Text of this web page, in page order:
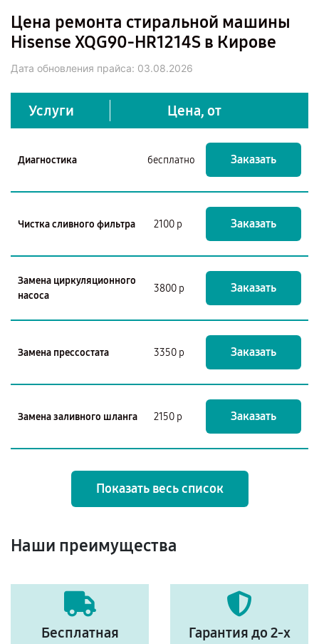
Цена ремонта стиральной машины
Hisense XQG90-HR1214S в Кирове
Дата обновления прайса: 03.08.2026
Услуги Цена, от
Диагностика бесплатно Заказать
Чистка сливного фильтра 2100 р Заказать
Замена циркуляционного
насоса
3800 р Заказать
Замена прессостата 3350 р Заказать
Замена заливного шланга 2150 р Заказать
Показать весь список
Наши преимущества
Бесплатная
Гарантия до 2-х